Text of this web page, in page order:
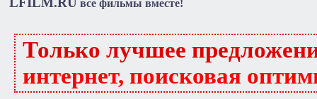
все фильмы вместе!
Только лучшее
интернет, поисковая